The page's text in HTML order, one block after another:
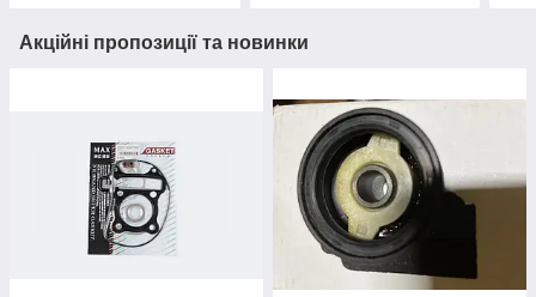
Акційні пропозиції та новинки